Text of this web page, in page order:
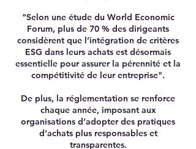
"Selon une étude du World Economic
Forum, plus de 70 % des dirigeants
considèrent que l’intégration de critères
ESG dans leurs achats est désormais
essentielle pour assurer la pérennité et la
compétitivité de leur entreprise".
De plus, la réglementation se renforce
chaque année, imposant aux
organisations d’adopter des pratiques
d’achats plus responsables et
transparentes.